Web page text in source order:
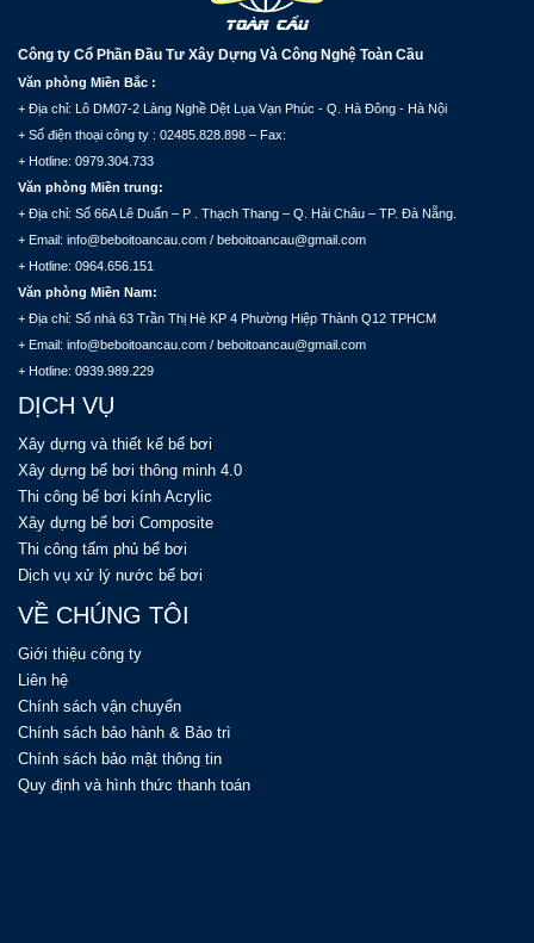
Công ty Cổ Phần Đầu Tư Xây Dựng Và Công Nghệ Toàn Cầu
Văn phòng Miền Bắc :
+ Địa chỉ: Lô DM07-2 Làng Nghề Dệt Lụa Vạn Phúc - Q. Hà Đông - Hà Nội
+ Số điện thoại công ty : 02485.828.898 – Fax:
+ Hotline: 0979.304.733
Văn phòng Miền trung:
+ Địa chỉ: Số 66A Lê Duẩn – P . Thạch Thang – Q. Hải Châu – TP. Đà Nẵng.
+ Email: info@beboitoancau.com / beboitoancau@gmail.com
+ Hotline: 0964.656.151
Văn phòng Miền Nam:
+ Địa chỉ: Số nhà 63 Trần Thị Hè KP 4 Phường Hiệp Thành Q12 TPHCM
+ Email: info@beboitoancau.com / beboitoancau@gmail.com
+ Hotline: 0939.989.229
DỊCH VỤ
Xây dựng và thiết kế bể bơi
Xây dựng bể bơi thông minh 4.0
Thi công bể bơi kính Acrylic
Xây dựng bể bơi Composite
Thi công tấm phủ bể bơi
Dịch vụ xử lý nước bể bơi
VỀ CHÚNG TÔI
Giới thiệu công ty
Liên hệ
Chính sách vận chuyển
Chính sách bảo hành & Bảo trì
Chính sách bảo mật thông tin
Quy định và hình thức thanh toán